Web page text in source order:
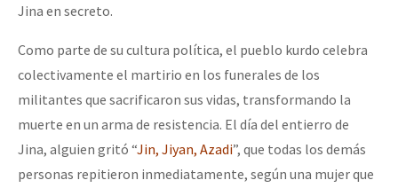
Jina en secreto.
Como parte de su cultura política, el pueblo kurdo celebra
colectivamente el martirio en los funerales de los
militantes que sacrificaron sus vidas, transformando la
muerte en un arma de resistencia. El día del entierro de
Jina, alguien gritó “Jin, Jiyan, Azadi”, que todas los demás
personas repitieron inmediatamente, según una mujer que